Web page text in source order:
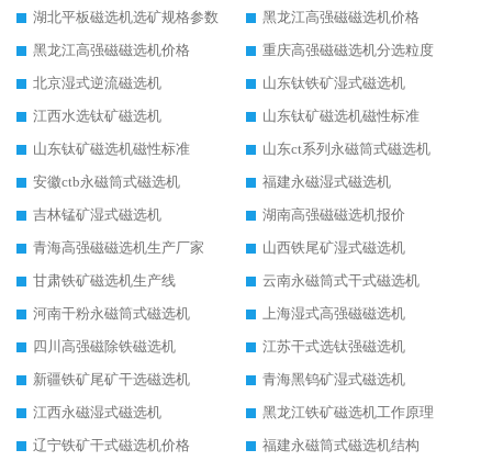
湖北平板磁选机选矿规格参数
黑龙江高强磁磁选机价格
黑龙江高强磁磁选机价格
重庆高强磁磁选机分选粒度
北京湿式逆流磁选机
山东钛铁矿湿式磁选机
江西水选钛矿磁选机
山东钛矿磁选机磁性标准
山东钛矿磁选机磁性标准
山东ct系列永磁筒式磁选机
安徽ctb永磁筒式磁选机
福建永磁湿式磁选机
吉林锰矿湿式磁选机
湖南高强磁磁选机报价
青海高强磁磁选机生产厂家
山西铁尾矿湿式磁选机
甘肃铁矿磁选机生产线
云南永磁筒式干式磁选机
河南干粉永磁筒式磁选机
上海湿式高强磁磁选机
四川高强磁除铁磁选机
江苏干式选钛强磁选机
新疆铁矿尾矿干选磁选机
青海黑钨矿湿式磁选机
江西永磁湿式磁选机
黑龙江铁矿磁选机工作原理
辽宁铁矿干式磁选机价格
福建永磁筒式磁选机结构